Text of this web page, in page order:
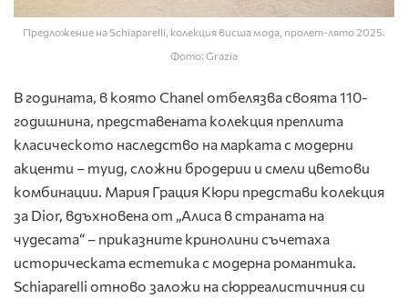
Предложение на Schiaparelli, колекция висша мода, пролет-лято 2025.
Фото: Grazia
В годината, в която Chanel отбелязва своята 110-
годишнина, представената колекция преплита
класическото наследство на марката с модерни
акценти – туид, сложни бродерии и смели цветови
комбинации. Мария Грация Кюри представи колекция
за Dior, вдъхновена от „Алиса в страната на
чудесата“ – приказните кринолини съчетаха
историческата естетика с модерна романтика.
Schiaparelli отново заложи на сюрреалистичния си